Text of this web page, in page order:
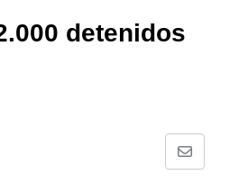
detenidos
Comparte